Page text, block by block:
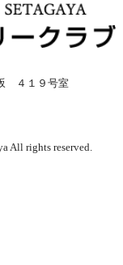
４１９号室
All rights reserved.